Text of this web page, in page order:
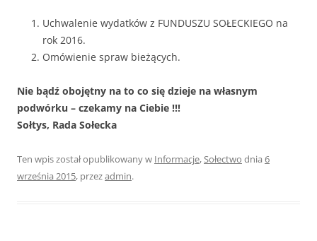
Uchwalenie wydatków z FUNDUSZU SOŁECKIEGO na
rok 2016.
Omówienie spraw bieżących.
Nie bądź obojętny na to co się dzieje na własnym
podwórku – czekamy na Ciebie !!!
Sołtys, Rada Sołecka
Ten wpis został opublikowany w Informacje,Sołectwo dnia 6
września 2015, przezadmin.